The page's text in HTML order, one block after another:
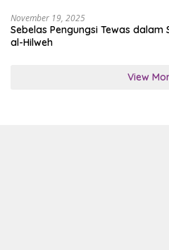
November 19, 2025
Sebelas Pengungsi Tewas
al-Hilweh
View